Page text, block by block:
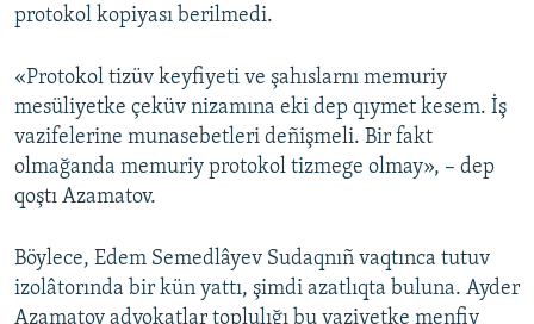
protokol kopiyası berilmedi.
«Protokol tizüv keyfiyeti ve şahıslarnı memuriy
mesüliyetke çeküv nizamına eki dep qıymet kesem. İş
vazifelerine munasebetleri deñişmeli. Bir fakt
olmağanda memuriy protokol tizmege olmay», – dep
qoştı Azamatov.
Böylece, Edem Semedlâyev Sudaqnıñ vaqtınca tutuv
izolâtorında bir kün yattı, şimdi azatlıqta buluna. Ayder
Azamatov advokatlar toplulığı bu vaziyetke menfiy